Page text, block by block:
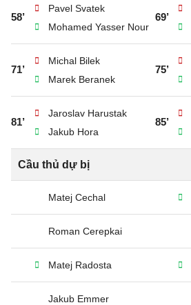
58’
Pavel Svatek
Mohamed Yasser Nour
69’
71’
Michal Bilek
Marek Beranek
75’
81’
Jaroslav Harustak
Jakub Hora
85’
Cầu thủ dự bị
Matej Cechal
Roman Cerepkai
Matej Radosta
Jakub Emmer